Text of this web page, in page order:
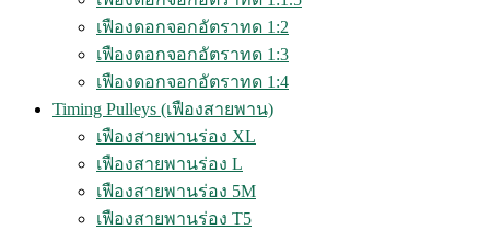
เฟืองดอกจอกอัตราทด 1:2
เฟืองดอกจอกอัตราทด 1:3
เฟืองดอกจอกอัตราทด 1:4
Timing Pulleys (เฟืองสายพาน)
เฟืองสายพานร่อง XL
เฟืองสายพานร่อง L
เฟืองสายพานร่อง 5M
เฟืองสายพานร่อง T5